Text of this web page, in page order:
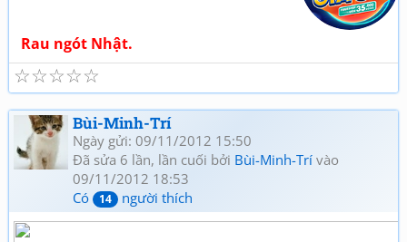
Rau ngót Nhật.
☆
☆
☆
☆
☆
Bùi-Minh-Trí
Ngày gửi: 09/11/2012 15:50
Đã sửa 6 lần, lần cuối bởi Bùi-Minh-Trí vào
09/11/2012 18:53
Có
14 người thích